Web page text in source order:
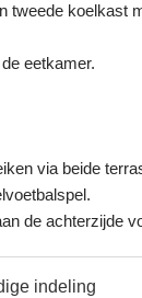
tweede koelkast
eetkamer.
via beide
de achterzijde
indeling